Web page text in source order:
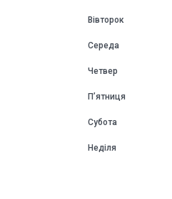
Вівторок
Середа
Четвер
Пʼятниця
Субота
Неділя